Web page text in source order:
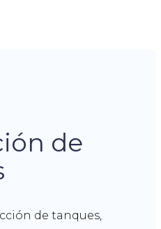
de
de tanques,